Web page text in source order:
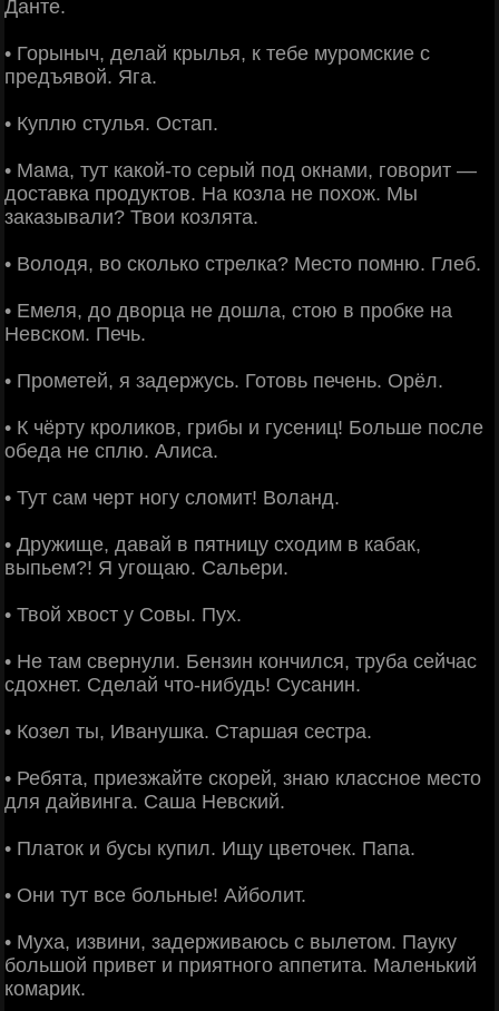
Данте.
• Горыныч, делай крылья, к тебе муромские с
предъявой. Яга.
• Куплю стулья. Остап.
• Мама, тут какой-то серый под окнами, говорит —
доставка продуктов. На козла не похож. Мы
заказывали? Твои козлята.
• Володя, во сколько стрелка? Место помню. Глеб.
• Емеля, до дворца не дошла, стою в пробке на
Невском. Печь.
• Прометей, я задержусь. Готовь печень. Орёл.
• К чёрту кроликов, грибы и гусениц! Больше после
обеда не сплю. Алиса.
• Тут сам черт ногу сломит! Воланд.
• Дружище, давай в пятницу сходим в кабак,
выпьем?! Я угощаю. Сальери.
• Твой хвост у Совы. Пух.
• Не там свернули. Бензин кончился, труба сейчас
сдохнет. Сделай что-нибудь! Сусанин.
• Козел ты, Иванушка. Старшая сестра.
• Ребята, приезжайте скорей, знаю классное место
для дайвинга. Саша Невский.
• Платок и бусы купил. Ищу цветочек. Папа.
• Они тут все больные! Айболит.
• Муха, извини, задерживаюсь с вылетом. Пауку
большой привет и приятного аппетита. Маленький
комарик.